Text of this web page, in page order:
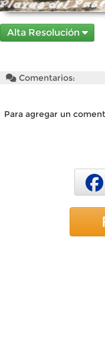
Alta Resolución
Comentarios:
Para agregar un